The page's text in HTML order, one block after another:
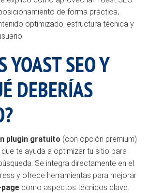
de forma práctica,
optimizado, estructura técnica y
YOAST SEO Y
DEBERÍAS
plugin gratuito (con opción premium)
te ayuda a optimizar tu sitio para
Se integra directamente en el
y ofrece herramientas para mejorar
page como aspectos técnicos clave.